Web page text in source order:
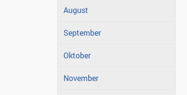
August
September
Oktober
November